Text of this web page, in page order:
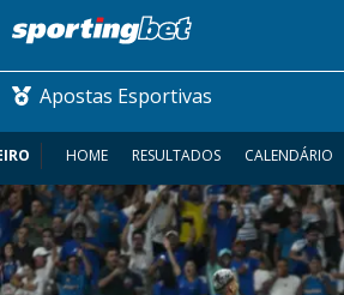
Apostas Esportivas
CONMEBOL LIBERTADORES
FUTEBOL NACIONAL
HOME RESULTADOS CALENDÁRIO